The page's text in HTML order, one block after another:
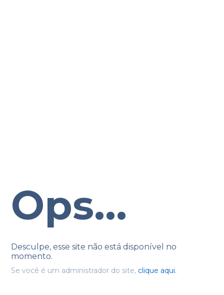
Ops...
Desculpe, esse site não está disponível no
momento.
Se você é um administrador do site, clique aqui.